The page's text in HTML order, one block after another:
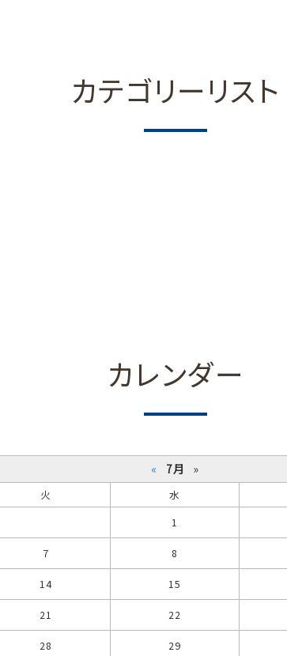
カテゴリーリスト
カレンダー
« 7月 »
火 水
1
7 8
14 15
21 22
28 29